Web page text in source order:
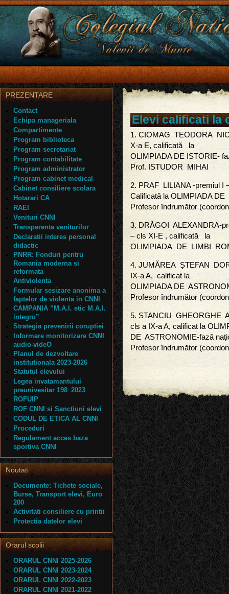
Elevi calificati la
1. CIOMAG TEODORA
X-a E, calificată la
OLIMPIADA DE ISTORIE-
Prof. ISTUDOR MIHAI
2. PRAF LILIANA -premiul I
Calificată la OLIMPIADA DE
Profesor îndrumător
3. DRĂGOI ALEXANDRA-
– cls XI-E , calificată la
OLIMPIADA DE LIMBI
4. JUMĂREA ȘTEFAN
IX-a A, calificat la
OLIMPIADA DE
Profesor îndrumător
5. STANCIU GHEORGHE
cls a IX-a A, calificat la
DE ASTRONOMIE-fază
Profesor îndrumător
PREZENTARE
Contact
Echipa manageriala
Compartimente
Program biblioteca
Program secretariat
Program contabilitate
Program administrator
Program cabinet medical
Cabinet consiliere scolara
Hotarari CA
RAEI
Venituri CNNI
Transparenta veniturilor
Declaratii interes personal
didactic
PNRR: Fonduri pentru
Romania moderna si
reformata
Antiviolenta
Formular sesizare anonima a
faptelor de violenta in CNNI
CAMPANIA ”M.A.I. etic M.A.I.
integru”
Strategia prevenirii coruptiei
Informare monitorizare CNNI
audio-videO
Planul de dezvoltare
institutionala 2023-2026
Statutul elevului
Legea invatamantului
preunivesitar 198_2023
ROFUIP
ROF CNNI si Sanctiuni elevi
CODUL DE ETICA AL CNNI
Proceduri
Regulament acces baza
sportiva CNNI
Noutati
Documente: Tichete sociale,
Burse, Transport elevi, Euro
200
Activitati consiliere cu printii
Protectia datelor elevi
Orarul scolii
ORARUL CNNI 2025-2026
ORARUL CNNI 2023-2024
ORARUL CNNI 2022-2023
ORARUL CNNI 2021-2022